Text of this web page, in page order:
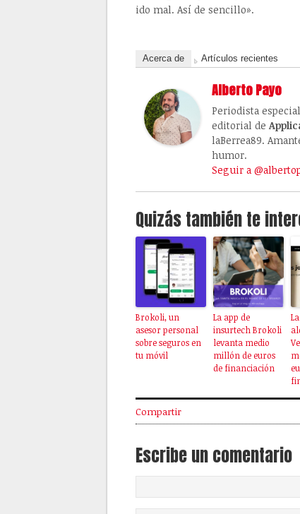
ido mal. Así de sencillo».
Acerca de Artículos recientes
Alberto Payo
Periodista
editorial de
laBerrea89.
humor.
Seguir a
Quizás también te
Brokoli, un
asesor personal
sobre seguros en
tu móvil
La app de
insurtech Brokoli
levanta medio
millón de euros
de financiación
Compartir
Escribe un comentario